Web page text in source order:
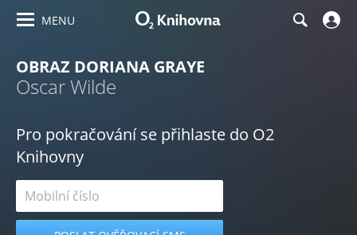
MENU
OBRAZ DORIANA GRAYE
Oscar Wilde
Pro pokračování se přihlaste do O2
Knihovny